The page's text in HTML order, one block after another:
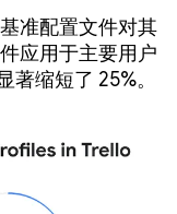
准配置文件对其
应用于主要用户
缩短了 25%。